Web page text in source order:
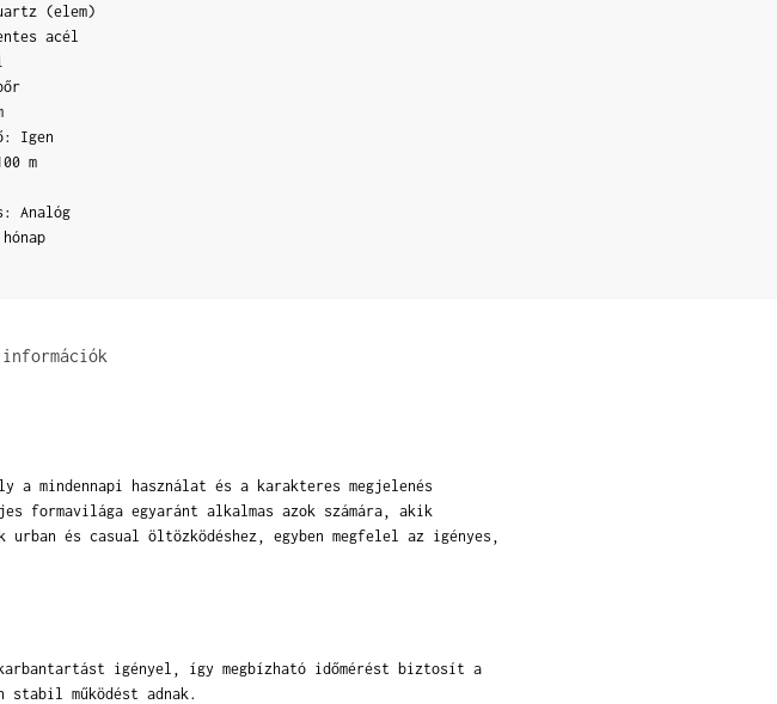
(elem)
acél
Igen
m
Analóg
a mindennapi használat és a karakteres megjelenés
formavilága egyaránt alkalmas azok számára, akik
és casual öltözködéshez, egyben megfelel az igényes,
igényel, így megbízható időmérést biztosít a
stabil működést adnak.